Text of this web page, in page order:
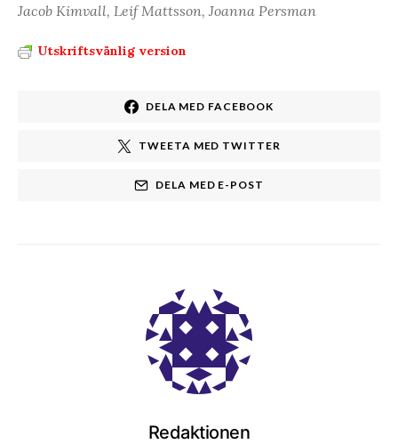
Jacob Kimvall, Leif Mattsson, Joanna Persman
Utskriftsvänlig version
DELA MED FACEBOOK
TWEETA MED TWITTER
DELA MED E-POST
Redaktionen